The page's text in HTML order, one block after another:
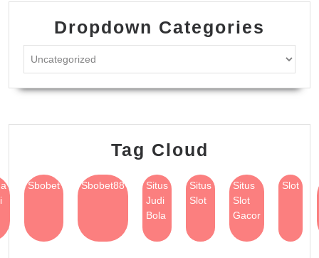
Dropdown Categories
Tag Cloud
Sbobet Sbobet88
Situs
Judi
Bola
Situs
Slot
Situs
Slot
Gacor
Slot